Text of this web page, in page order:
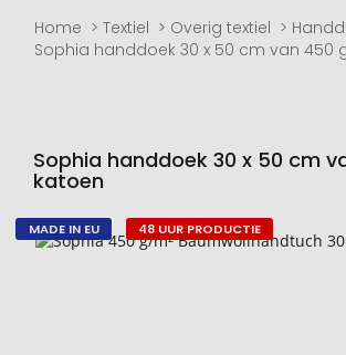
Home Textiel Overig textiel
Sophia handdoek 30 x 50 cm van 450
Sophia handdoek 30 x 50 cm
katoen
Naar
MADE IN EU 48 UUR PRODUCTIE